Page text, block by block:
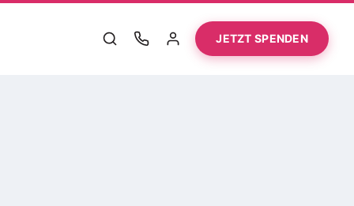
JETZT SPENDEN